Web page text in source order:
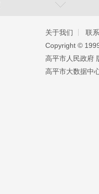
关于我们
联
Copyright ©️
高平市人民政府
高平市大数据